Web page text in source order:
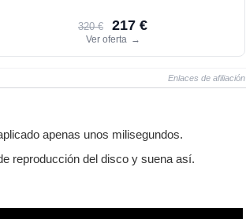
320 € 217 €
Ver oferta →
Enlaces de afiliación
apenas unos milisegundos.
reproducción del disco y suena así.